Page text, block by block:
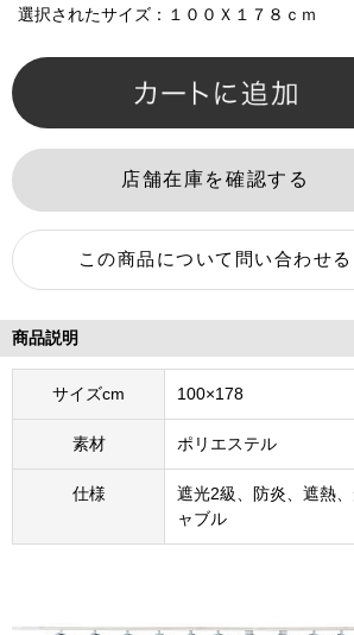
選択されたサイズ：１００Ｘ１７８ｃｍ
商品説明
サイズcm 100×178
素材 ポリエステル
仕様
遮光2級、防炎、遮熱
ャブル